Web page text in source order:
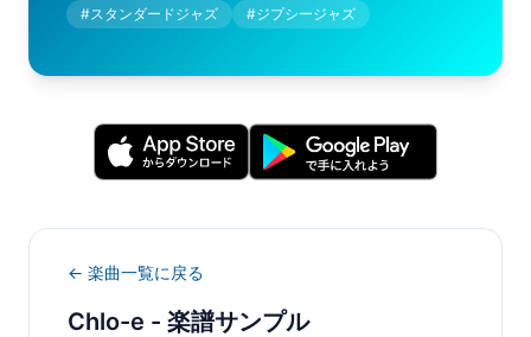
#スタンダードジャズ #ジプシージャズ
← 楽曲一覧に戻る
Chlo-e - 楽譜サンプル